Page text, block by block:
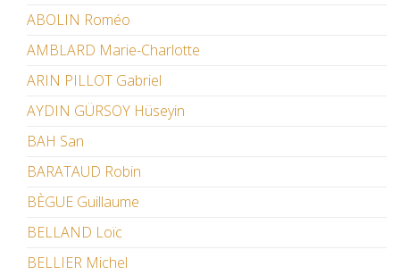
ABOLIN Roméo
AMBLARD Marie-Charlotte
ARIN PILLOT Gabriel
AYDIN GÜRSOY Hüseyin
BAH San
BARATAUD Robin
BÈGUE Guillaume
BELLAND Loïc
BELLIER Michel